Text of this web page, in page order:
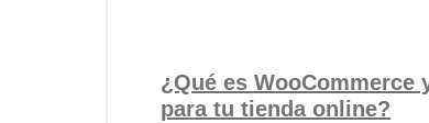
¿Qué es WooCommerce
para tu tienda online?